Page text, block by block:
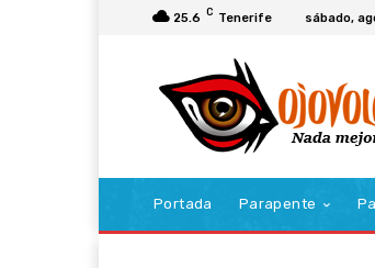
25.6 C Tenerife sábado,
Portada Parapente